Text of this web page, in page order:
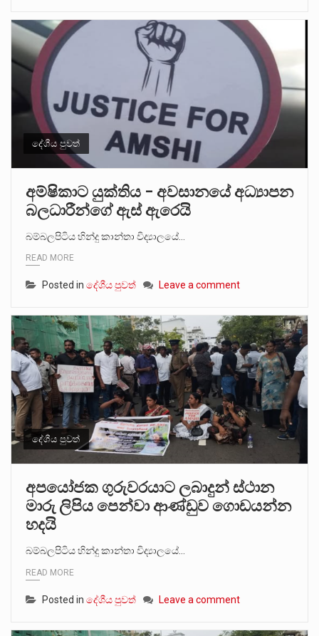
දේශීය පුවත්
අම්ෂිකාට යුක්තිය – අවසානයේ අධ්‍යාපන
බලධාරීන්ගේ ඇස් ඇරෙයි
බම්බලපිටිය හින්දු කාන්තා විද්‍යාලයේ…
READ MORE
Posted in දේශීය පුවත් Leave a comment
දේශීය පුවත්
අපයෝජක ගුරුවරයාට ලබාදුන් ස්ථාන
මාරු ලිපිය පෙන්වා ආණ්ඩුව ගොඩයන්න
හදයි
බම්බලපිටිය හින්දු කාන්තා විද්‍යාලයේ…
READ MORE
Posted in දේශීය පුවත් Leave a comment